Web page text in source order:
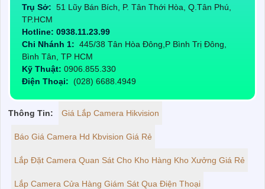
Trụ Sở: 51 Lũy Bán Bích, P. Tân Thới Hòa, Q.Tân Phú,
TP.HCM
Hotline: 0938.11.23.99
Chi Nhánh 1: 445/38 Tân Hòa Đông,P Bình Trị Đông,
Bình Tân, TP HCM
Kỹ Thuật: 0906.855.330
Điện Thoại: (028) 6688.4949
Thông Tin: Giá Lắp Camera Hikvision
Báo Giá Camera Hd Kbvision Giá Rẻ
Lắp Đặt Camera Quan Sát Cho Kho Hàng Kho Xưởng Giá Rẻ
Lắp Camera Cửa Hàng Giám Sát Qua Điện Thoại